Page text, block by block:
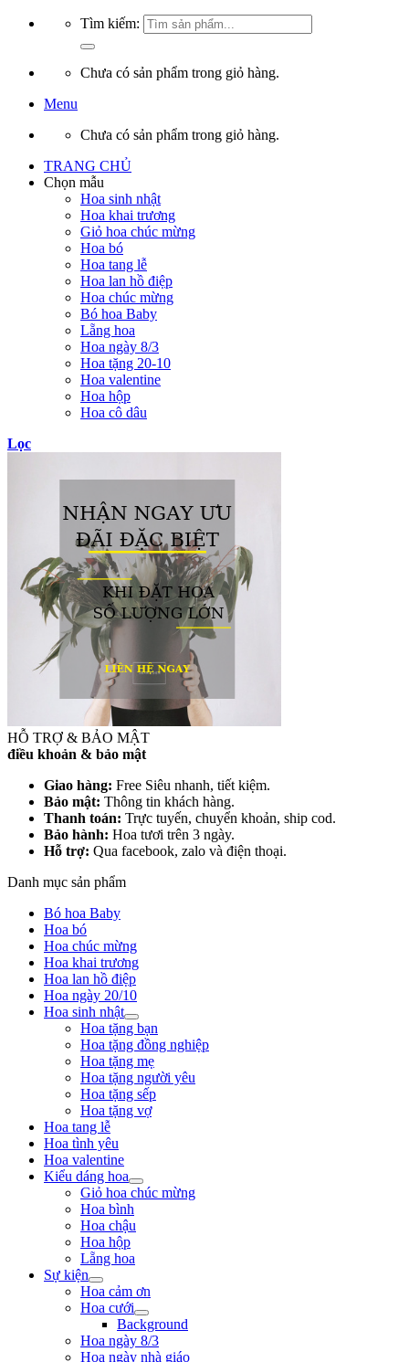
Tìm kiếm:
Chưa có sản phẩm trong giỏ hàng.
Menu
Chưa có sản phẩm trong giỏ hàng.
TRANG CHỦ
Chọn mẫu
Hoa sinh nhật
Hoa khai trương
Giỏ hoa chúc mừng
Hoa bó
Hoa tang lễ
Hoa lan hồ điệp
Hoa chúc mừng
Bó hoa Baby
Lẵng hoa
Hoa ngày 8/3
Hoa tặng 20-10
Hoa valentine
Hoa hộp
Hoa cô dâu
Lọc
HỖ TRỢ & BẢO MẬT
điều khoản & bảo mật
Giao hàng: Free Siêu nhanh, tiết kiệm.
Bảo mật: Thông tin khách hàng.
Thanh toán: Trực tuyến, chuyển khoản, ship cod.
Bảo hành: Hoa tươi trên 3 ngày.
Hỗ trợ: Qua facebook, zalo và điện thoại.
Danh mục sản phẩm
Bó hoa Baby
Hoa bó
Hoa chúc mừng
Hoa khai trương
Hoa lan hồ điệp
Hoa ngày 20/10
Hoa sinh nhật
Hoa tặng bạn
Hoa tặng đồng nghiệp
Hoa tặng mẹ
Hoa tặng người yêu
Hoa tặng sếp
Hoa tặng vợ
Hoa tang lễ
Hoa tình yêu
Hoa valentine
Kiểu dáng hoa
Giỏ hoa chúc mừng
Hoa bình
Hoa chậu
Hoa hộp
Lẵng hoa
Sự kiện
Hoa cảm ơn
Hoa cưới
Background
Hoa ngày 8/3
Hoa ngày nhà giáo